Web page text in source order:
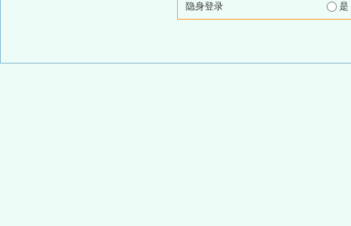
隐身登录